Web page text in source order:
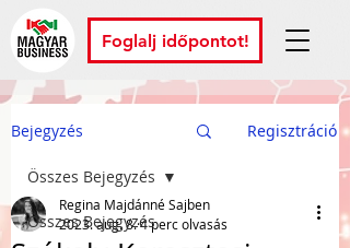
Foglalj időpontot!
Bejegyzés Regisztráció
Összes Bejegyzés
Összes Bejegyzés
Regina Majdánné Sajben
2023. aug. 8.4 perc olvasás